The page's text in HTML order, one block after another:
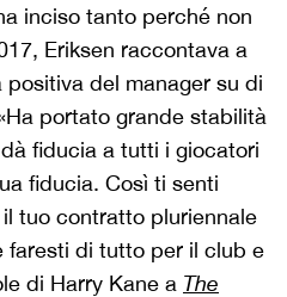
inciso tanto perché non
Eriksen raccontava a
positiva del manager su di
portato grande stabilità
fiducia a tutti i giocatori
fiducia. Così ti senti
tuo contratto pluriennale
faresti di tutto per il club e
di Harry Kane a The